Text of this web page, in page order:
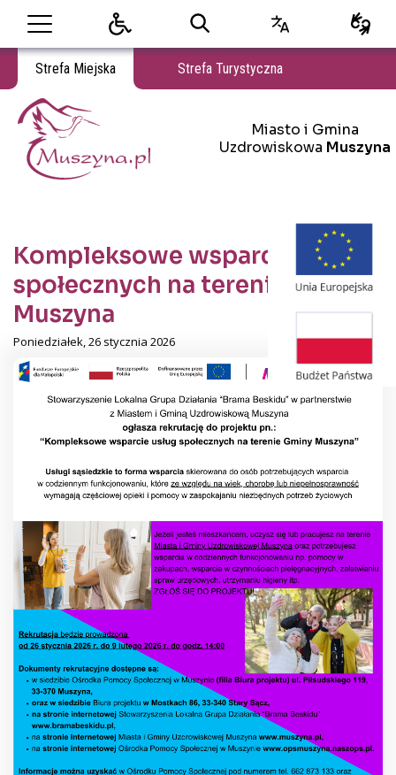
Strefa Miejska Strefa Turystyczna
Miasto i Gmina Uzdrowiskowa Muszyna
Miasto i Gmina
Uzdrowiskowa Muszyna
Miasto i Gmina Uzdrowiskowa Muszyna
Kompleksowe wsparcie usług
społecznych na terenie Gminy
Muszyna
Poniedziałek, 26 stycznia 2026